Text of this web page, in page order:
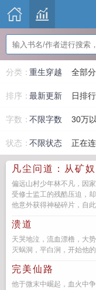
分类： 全部
重生穿越
排序： 日排
最新更新
字数：不限字数 30万
状态：不限状态 正在
凡尘问道：从矿
偏远山村少年林不凡，因
受修士监工的残酷压迫，
他意外获得神秘碎片，自
溃道
天哭地泣，流血漂橹，大
灭蜗洞，平白涧，开始他
完美仙路
他于微末中崛起，血火中